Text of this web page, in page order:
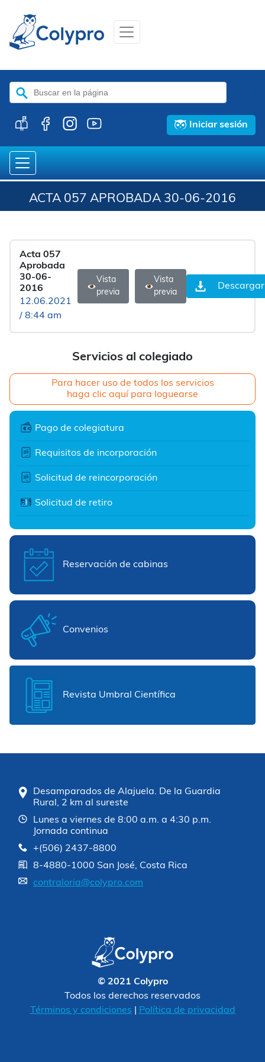
Buscar:
Iniciar sesión
ACTA 057 APROBADA 30-06-2016
Servicios al colegiado
Para hacer uso de todos los servicios
haga clic aquí para loguearse
Pago de colegiatura
Requisitos de incorporación
Solicitud de reincorporación
Solicitud de retiro
Reservación de cabinas
Convenios
Revista Umbral Científica
Acta 057
Aprobada
30-06-
2016
12.06.2021
/ 8:44 am
Vista
previa
Vista
previa
Descargar
Desamparados de Alajuela. De la Guardia
Rural, 2 km al sureste
Lunes a viernes de 8:00 a.m. a 4:30 p.m.
Jornada continua
+(506) 2437-8800
8-4880-1000 San José, Costa Rica
contraloria@colypro.com
© 2021 Colypro
Todos los derechos reservados
Términos y condiciones
Política de privacidad